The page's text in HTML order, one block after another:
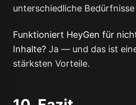
unterschiedliche Bedürfnisse
Funktioniert HeyGen für
Inhalte?Ja — und das ist
stärksten Vorteile.